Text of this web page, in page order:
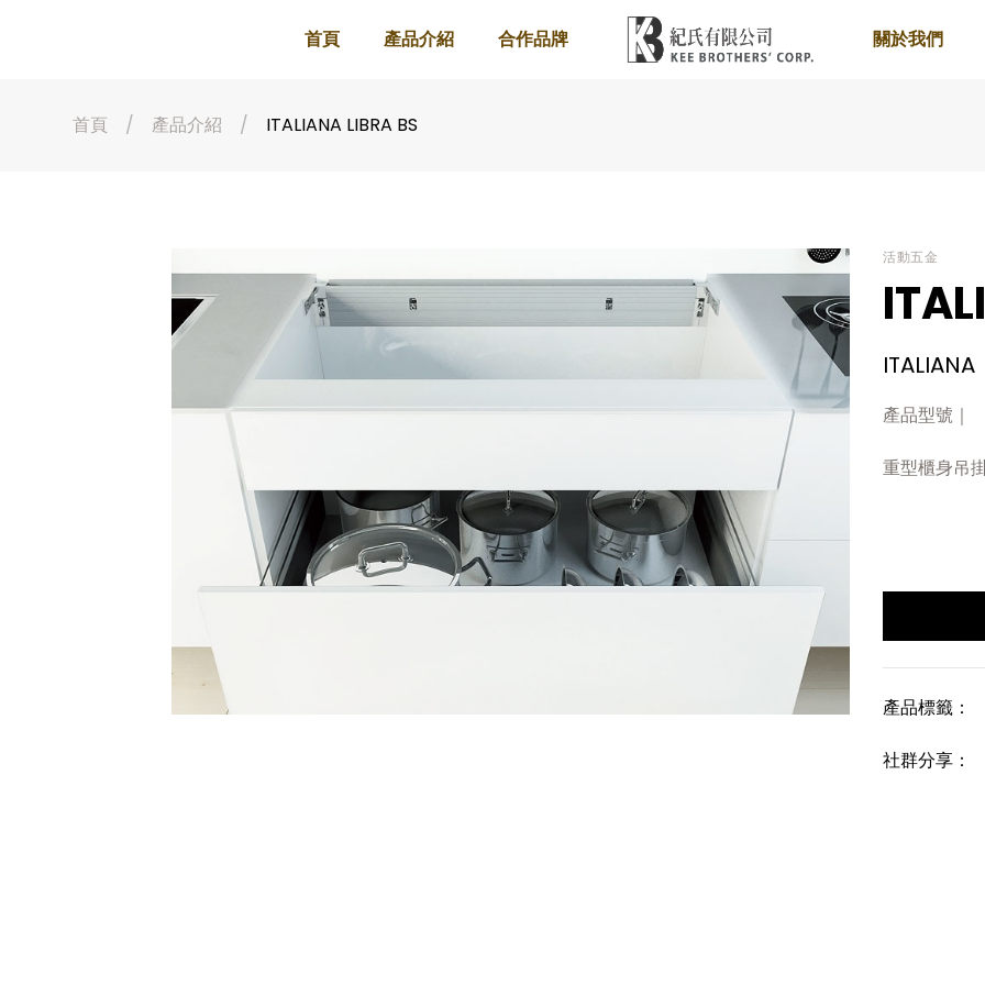
首頁 產品介紹 合作品牌 關於我們
首頁 產品介紹 ITALIANA LIBRA BS
活動五金
ITALIANA
產品型號｜
重型櫃身吊
產品標籤：
社群分享：